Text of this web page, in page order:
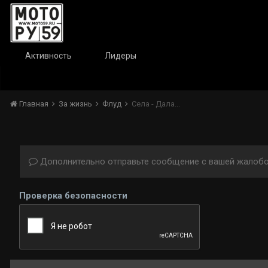
Активность Лидеры
Главная За жизнь Флуд Села - Дала...
Дополнительно отправьте сообщение с вашей
Проверка безопасности